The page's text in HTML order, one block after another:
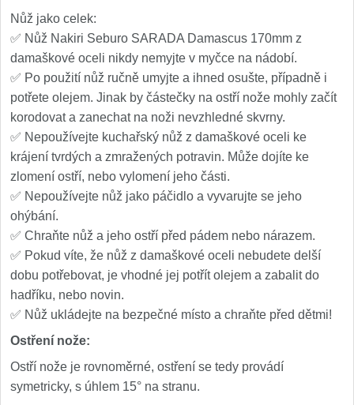
Nůž jako celek:
✅ Nůž Nakiri Seburo SARADA Damascus 170mm z
damaškové oceli nikdy nemyjte v myčce na nádobí.
✅ Po použití nůž ručně umyjte a ihned osušte, případně i
potřete olejem. Jinak by částečky na ostří nože mohly začít
korodovat a zanechat na noži nevzhledné skvrny.
✅ Nepoužívejte kuchařský nůž z damaškové oceli ke
krájení tvrdých a zmražených potravin. Může dojíte ke
zlomení ostří, nebo vylomení jeho části.
✅ Nepoužívejte nůž jako páčidlo a vyvarujte se jeho
ohýbání.
✅ Chraňte nůž a jeho ostří před pádem nebo nárazem.
✅ Pokud víte, že nůž z damaškové oceli nebudete delší
dobu potřebovat, je vhodné jej potřít olejem a zabalit do
hadříku, nebo novin.
✅ Nůž ukládejte na bezpečné místo a chraňte před dětmi!
Ostření nože:
Ostří nože je rovnoměrné, ostření se tedy provádí
symetricky, s úhlem 15° na stranu.